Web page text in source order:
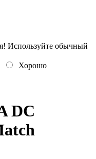
Используйте обычный
Хорошо
DC